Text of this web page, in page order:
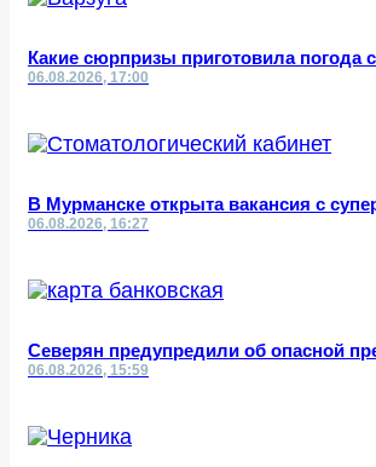
Какие сюрпризы приготовила погода
06.08.2026, 17:00
В Мурманске открыта вакансия с
06.08.2026, 16:27
Северян предупредили об опасной
06.08.2026, 15:59